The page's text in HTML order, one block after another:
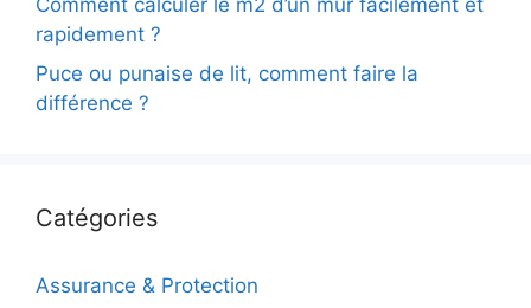
rapidement ?
Puce ou punaise de lit, comment faire la
différence ?
Catégories
Assurance & Protection